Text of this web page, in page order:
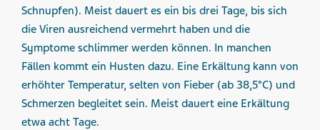
Schnupfen). Meist dauert es ein bis drei Tage, bis sich
die Viren ausreichend vermehrt haben und die
Symptome schlimmer werden können. In manchen
Fällen kommt ein Husten dazu. Eine Erkältung kann von
erhöhter Temperatur, selten von Fieber (ab 38,5°C) und
Schmerzen begleitet sein. Meist dauert eine Erkältung
etwa acht Tage.